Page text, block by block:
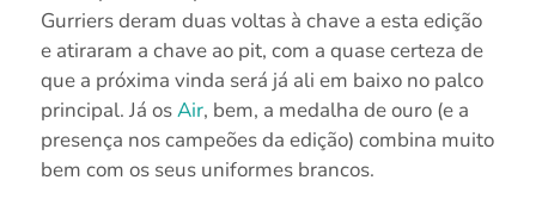
Gurriers deram duas voltas à chave a esta edição
e atiraram a chave ao pit, com a quase certeza de
que a próxima vinda será já ali em baixo no palco
principal. Já osAir, bem, a medalha de ouro (e a
presença nos campeões da edição) combina muito
bem com os seus uniformes brancos.